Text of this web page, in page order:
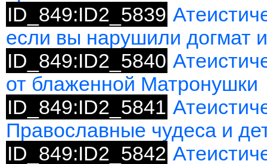
ID_849:ID2_5839
если вы нарушили догмат
ID_849:ID2_5840
от блаженной Матронушки
ID_849:ID2_5841
Православные чудеса и
ID_849:ID2_5842